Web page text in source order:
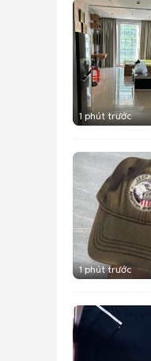
1 phút trước
1 phút trước